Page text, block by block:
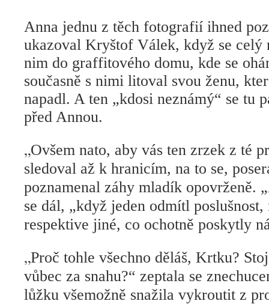
Anna jednu z těch fotografií ihned
ukazoval Kryštof Válek, když se
nim do graffitového domu, kde se
současně s nimi litoval svou ženu,
napadl. A ten „kdosi neznámý“ se tu
před Annou.
„Ovšem nato, aby vás ten zrzek z té
sledoval až k hranicím, na to se,
poznamenal záhy mladík opovrženě.
se dál, „když jeden odmítl
respektive jiné, co ochotně poskytly
„Proč tohle všechno děláš, Krtku?
vůbec za snahu?“ zeptala se
lůžku všemožně snažila vykroutit z